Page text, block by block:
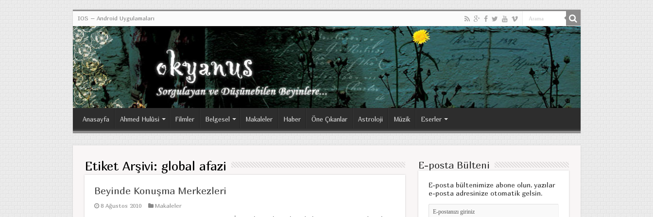
IOS – Android Uygulamaları
Anasayfa Ahmed Hulûsi Filmler Belgesel Makaleler Haber Öne Çıkanlar Astroloji Müzik Eserler
Etiket Arşivi: global afazi
Beyinde Konuşma Merkezleri
8 Ağustos 2010 Makaleler
E-posta Bülteni
E-posta bültenimize abone olun, yazılar
e-posta adresinize otomatik gelsin.